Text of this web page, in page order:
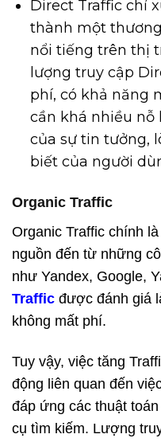
Direct Traffic chỉ
thành một
nổi tiếng trên thị
lượng truy cập
phí, có khả năng
cần khá nhiều nỗ
của sự tin tưởng,
biết của người
Organic Traffic
Organic Traffic chính
nguồn đến từ những
như Yandex, Google,
Traffic được đánh giá
không mất phí.
Tuy vậy, việc tăng
động liên quan đến
đáp ứng các thuật
cụ tìm kiếm. Lượng